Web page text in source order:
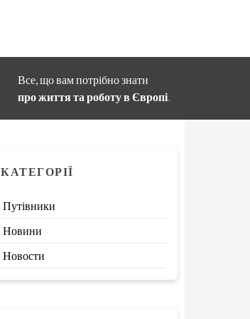
Все, що вам потрібно знати
про життя та роботу в Європі.
КАТЕГОРІЇ
Путівники
Новини
Новости